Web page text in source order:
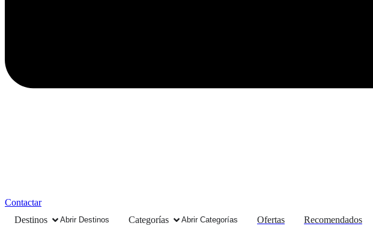
Contactar
Destinos
Abrir Destinos Categorías Abrir Categorías Ofertas Recomendados